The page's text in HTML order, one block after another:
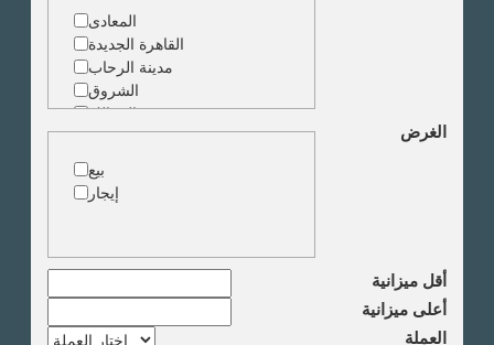
المعادى
القاهرة الجديدة
مدينة الرحاب
الشروق
الزمالك
جاردن سيتى
دقى
المهندسين
الجيزة
وسط البلد
مصر الجديدة
مدينة نصر
السادس من اكتوبر
الغرض
بيع
إيجار
أقل ميزانية
أعلى ميزانية
العملة